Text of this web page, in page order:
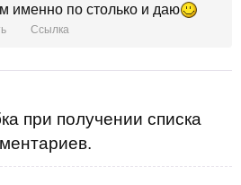
именно по столько и даю
Ссылка
при получении списка